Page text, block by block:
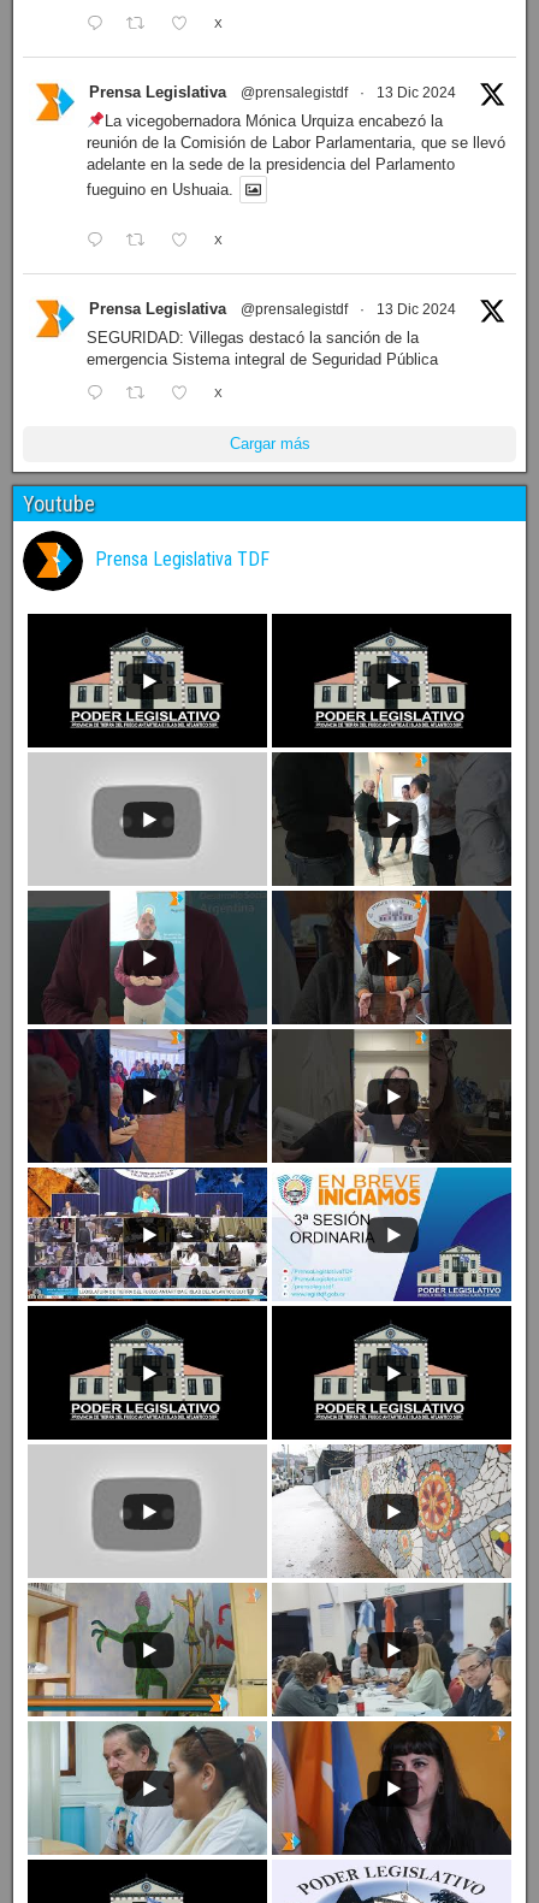
X
Prensa Legislativa @prensalegistdf · 13 Dic 2024
La vicegobernadora Mónica Urquiza encabezó la
reunión de la Comisión de Labor Parlamentaria, que se llevó
adelante en la sede de la presidencia del Parlamento
fueguino en Ushuaia.
X
Prensa Legislativa @prensalegistdf · 13 Dic 2024
SEGURIDAD: Villegas destacó la sanción de la
emergencia Sistema integral de Seguridad Pública
X
Cargar más
Youtube
Prensa Legislativa TDF